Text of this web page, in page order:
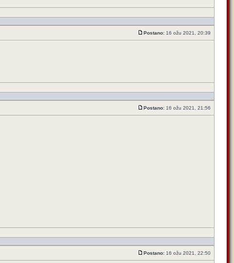
Postano: 16 ožu 2021, 20:39
Postano: 16 ožu 2021, 21:56
Postano: 16 ožu 2021, 22:50